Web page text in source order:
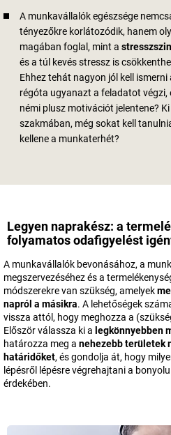
A munkavállalók egészsége
tényezőkre korlátozódik, hanem
magában foglal, mint a
és a túl kevés stressz is
Ehhez tehát nagyon jól kell
régóta ugyanazt a feladatot végzi,
némi plusz motivációt jelentene?
szakmában, még sokat kell
kellene a munkaterhét?
Legyen naprakész: a
folyamatos odafigyelést
A munkavállalók bevonásához, a
megszervezéséhez és a
módszerekre van szükség, amelyek
napról a másikra. A lehetőségek
vissza attól, hogy meghozza a
Először válassza ki a legkönnyebben
határozza meg a nehezebb területek
határidőket, és gondolja át, hogy
lépésről lépésre végrehajtani a
érdekében.